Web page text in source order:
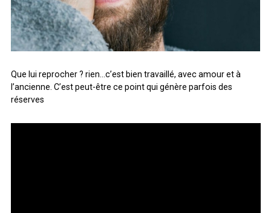
Que lui reprocher ? rien…c’est bien travaillé, avec amour et à
l’ancienne. C’est peut-être ce point qui génère parfois des
réserves